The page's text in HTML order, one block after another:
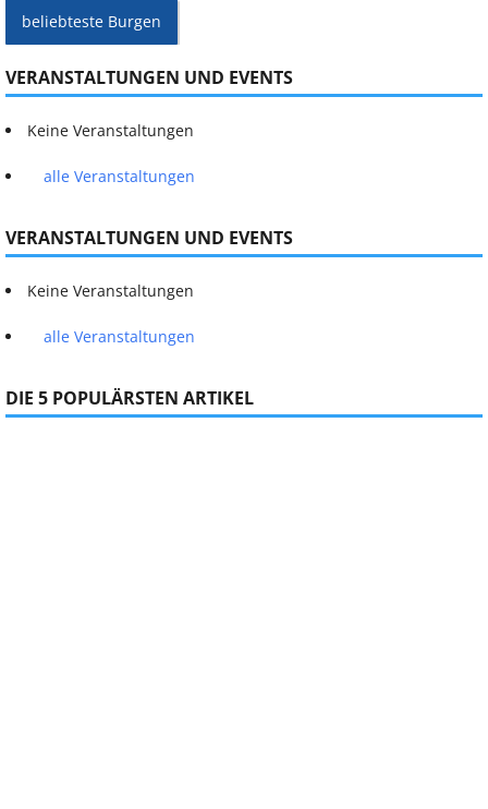
beliebteste Burgen
VERANSTALTUNGEN UND EVENTS
Keine Veranstaltungen
alle Veranstaltungen
VERANSTALTUNGEN UND EVENTS
Keine Veranstaltungen
alle Veranstaltungen
DIE 5 POPULÄRSTEN ARTIKEL